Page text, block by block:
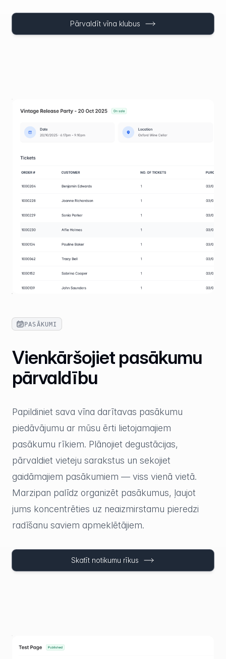
Pārvaldīt vīna klubus
PASĀKUMI
Vienkāršojiet pasākumu
pārvaldību
Papildiniet sava vīna darītavas pasākumu
piedāvājumu ar mūsu ērti lietojamajiem
pasākumu rīkiem. Plānojiet degustācijas,
pārvaldiet vieteju sarakstus un sekojiet
gaidāmajiem pasākumiem — viss vienā vietā.
Marzipan palīdz organizēt pasākumus, ļaujot
jums koncentrēties uz neaizmirstamu pieredzi
radīšanu saviem apmeklētājiem.
Skatīt notikumu rīkus